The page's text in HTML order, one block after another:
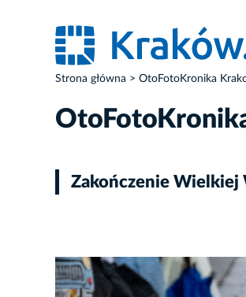
Strona główna OtoFotoKronika
Zakończenie Wielkiej